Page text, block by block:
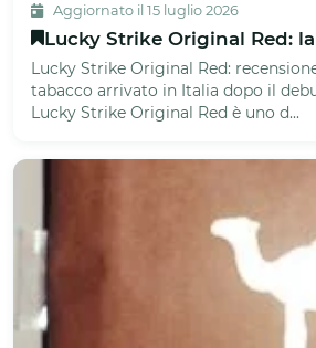
Aggiornato il 15 luglio 2026
Lucky Strike Original Red:
Lucky Strike Original Red:
tabacco arrivato in Italia dopo il
Lucky Strike Original Red è uno d...